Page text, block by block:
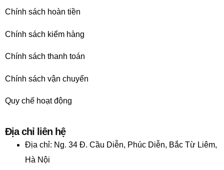
Chính sách hoàn tiền
Chính sách kiểm hàng
Chính sách thanh toán
Chính sách vận chuyển
Quy chế hoạt động
Địa chỉ liên hệ
Địa chỉ: Ng. 34 Đ. Cầu Diễn, Phúc Diễn, Bắc Từ Liêm,
Hà Nội